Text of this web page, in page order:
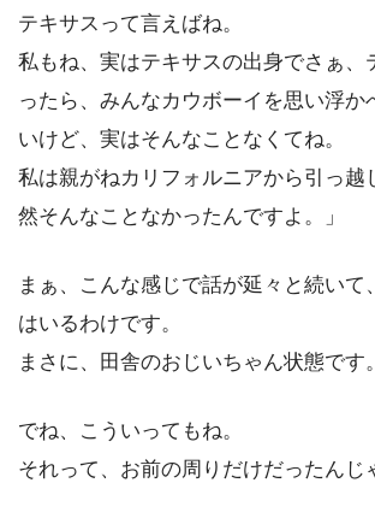
テキサスって言えばね。
私もね、実はテキサスの出身でさぁ、
ったら、みんなカウボーイを思い浮か
いけど、実はそんなことなくてね。
私は親がねカリフォルニアから引っ越
然そんなことなかったんですよ。」
まぁ、こんな感じで話が延々と続いて
はいるわけです。
まさに、田舎のおじいちゃん状態です。
でね、こういってもね。
それって、お前の周りだけだったんじ